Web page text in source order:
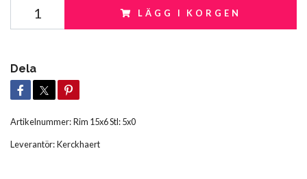
LÄGG I KORGEN
Dela
Artikelnummer:Rim 15x6 Stl: 5x0
Leverantör:Kerckhaert